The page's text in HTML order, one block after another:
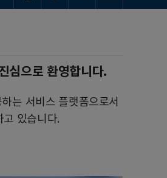
으로 환영합니다.
는 서비스 플랫폼으로서
있습니다.